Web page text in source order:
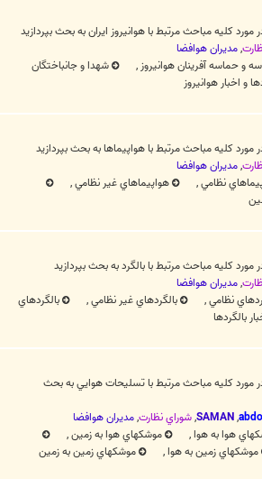
کليه مباحث مرتبط با هوانيروز ايران به بحث بپردازيد
,مديران هوافضا
و حماسه آفرينان هوانيروز ,
شهدا و جانباختگان
و اخبار هوانيروز
کليه مباحث مرتبط با هواپيماها به بحث بپردازيد
,مديران هوافضا
نظامي, هواپيماهاي غير نظامي,
کليه مباحث مرتبط با بالگرد به بحث بپردازيد
,مديران هوافضا
نظامي, بالگردهاي غير نظامي,
بالگردهاي
بالگردها
مورد کليه مباحث مرتبط با تسليحات هوايي به بحث
,
SAMAN
,شوراي نظارت,مديران هوافضا
هوا به هوا, موشكهاي هوا به زمين,
موشکهاي زمين به هوا,
موشکهاي زمين به زمين